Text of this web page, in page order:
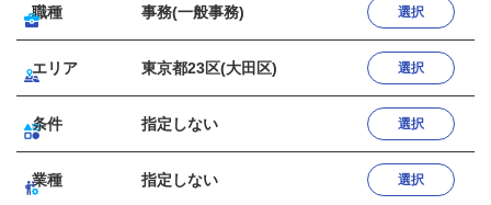
職種 事務(一般事務) 選択
エリア 東京都23区(大田区) 選択
条件 指定しない 選択
業種 指定しない 選択